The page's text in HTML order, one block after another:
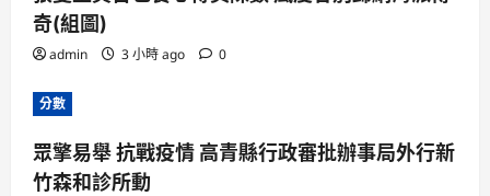
奇(組圖)
admin 3 小時 ago 0
分數
眾擎易舉 抗戰疫情 高青縣行政審批辦事局外行新
竹森和診所動